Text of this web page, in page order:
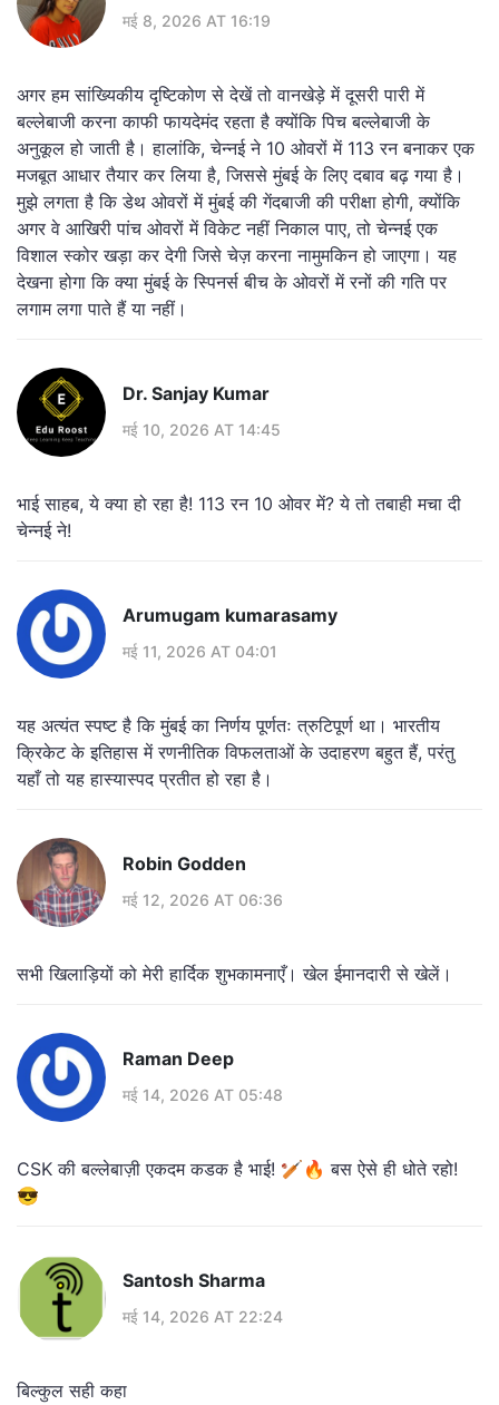
मई 8, 2026 AT 16:19
अगर हम सांख्यिकीय दृष्टिकोण से देखें तो वानखेड़े में दूसरी पारी में
बल्लेबाजी करना काफी फायदेमंद रहता है क्योंकि पिच बल्लेबाजी के
अनुकूल हो जाती है। हालांकि, चेन्नई ने 10 ओवरों में 113 रन बनाकर एक
मजबूत आधार तैयार कर लिया है, जिससे मुंबई के लिए दबाव बढ़ गया है।
मुझे लगता है कि डेथ ओवरों में मुंबई की गेंदबाजी की परीक्षा होगी, क्योंकि
अगर वे आखिरी पांच ओवरों में विकेट नहीं निकाल पाए, तो चेन्नई एक
विशाल स्कोर खड़ा कर देगी जिसे चेज़ करना नामुमकिन हो जाएगा। यह
देखना होगा कि क्या मुंबई के स्पिनर्स बीच के ओवरों में रनों की गति पर
लगाम लगा पाते हैं या नहीं।
Dr. Sanjay Kumar
मई 10, 2026 AT 14:45
भाई साहब, ये क्या हो रहा है! 113 रन 10 ओवर में? ये तो तबाही मचा दी
चेन्नई ने!
Arumugam kumarasamy
मई 11, 2026 AT 04:01
यह अत्यंत स्पष्ट है कि मुंबई का निर्णय पूर्णतः त्रुटिपूर्ण था। भारतीय
क्रिकेट के इतिहास में रणनीतिक विफलताओं के उदाहरण बहुत हैं, परंतु
यहाँ तो यह हास्यास्पद प्रतीत हो रहा है।
Robin Godden
मई 12, 2026 AT 06:36
सभी खिलाड़ियों को मेरी हार्दिक शुभकामनाएँ। खेल ईमानदारी से खेलें।
Raman Deep
मई 14, 2026 AT 05:48
CSK की बल्लेबाज़ी एकदम कडक है भाई! 🏏🔥 बस ऐसे ही धोते रहो!
😎
Santosh Sharma
मई 14, 2026 AT 22:24
बिल्कुल सही कहा